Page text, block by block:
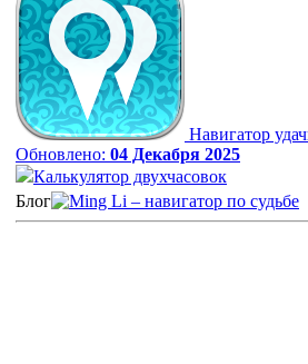
Навигатор
Обновлено: 04 Декабря 2025
Калькулятор двухчасовок
Блог